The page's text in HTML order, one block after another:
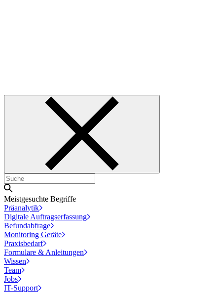
Meistgesuchte Begriffe
Präanalytik
Digitale Auftragserfassung
Befundabfrage
Monitoring Geräte
Praxisbedarf
Formulare & Anleitungen
Wissen
Team
Jobs
IT-Support